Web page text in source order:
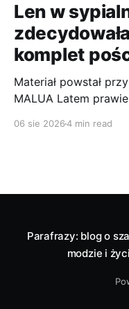
Len w
komplet
Materiał powstał
MALUA Latem prawie codziennie sięgam po lniane
dla
06 sie 20264 min read
Parafrazy: blog o
modzie i